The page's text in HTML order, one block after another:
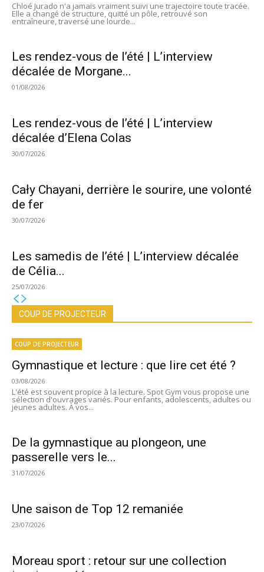
Chloé Jurado n'a jamais vraiment suivi une trajectoire toute tracée.
Elle a changé de structure, quitté un pôle, retrouvé son
entraîneure, traversé une lourde...
Les rendez-vous de l’été | L’interview
décalée de Morgane...
01/08/2026
Les rendez-vous de l’été | L’interview
décalée d’Elena Colas
30/07/2026
Cały Chayani, derrière le sourire, une volonté
de fer
30/07/2026
Les samedis de l’été | L’interview décalée
de Célia...
25/07/2026
COUP DE PROJECTEUR
COUP DE PROJECTEUR
Gymnastique et lecture : que lire cet été ?
03/08/2026
L'été est souvent propice à la lecture. Spot Gym vous propose une
sélection d'ouvrages variés. Pour enfants, adolescents, adultes ou
jeunes adultes. À vos...
De la gymnastique au plongeon, une
passerelle vers le...
31/07/2026
Une saison de Top 12 remaniée
23/07/2026
Moreau sport : retour sur une collection